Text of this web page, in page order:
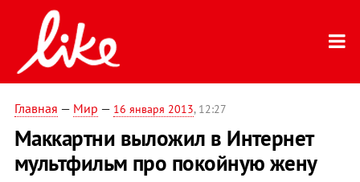
Главная — Мир — 16 января 2013, 12:27
Маккартни выложил в Интернет
мультфильм про покойную жену